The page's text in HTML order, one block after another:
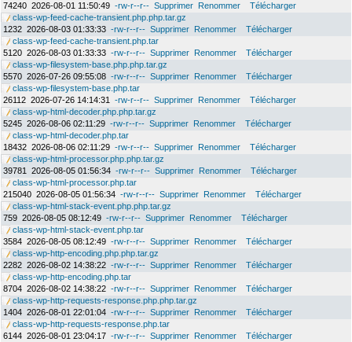
74240 2026-08-01 11:50:49 -rw-r--r-- Supprimer Renommer
Télécharger
class-wp-feed-cache-transient.php.php.tar.gz
1232 2026-08-03 01:33:33 -rw-r--r-- Supprimer Renommer
Télécharger
class-wp-feed-cache-transient.php.tar
5120 2026-08-03 01:33:33 -rw-r--r-- Supprimer Renommer
Télécharger
class-wp-filesystem-base.php.php.tar.gz
5570 2026-07-26 09:55:08 -rw-r--r-- Supprimer Renommer
Télécharger
class-wp-filesystem-base.php.tar
26112 2026-07-26 14:14:31 -rw-r--r-- Supprimer Renommer
Télécharger
class-wp-html-decoder.php.php.tar.gz
5245 2026-08-06 02:11:29 -rw-r--r-- Supprimer Renommer
Télécharger
class-wp-html-decoder.php.tar
18432 2026-08-06 02:11:29 -rw-r--r-- Supprimer Renommer
Télécharger
class-wp-html-processor.php.php.tar.gz
39781
2026-08-05 01:56:34 -rw-r--r-- Supprimer Renommer
Télécharger
class-wp-html-processor.php.tar
215040 2026-08-05 01:56:34 -rw-r--r-- Supprimer Renommer
Télécharger
class-wp-html-stack-event.php.php.tar.gz
759 2026-08-05 08:12:49 -rw-r--r-- Supprimer Renommer
Télécharger
class-wp-html-stack-event.php.tar
3584 2026-08-05 08:12:49 -rw-r--r-- Supprimer Renommer
Télécharger
class-wp-http-encoding.php.php.tar.gz
2282 2026-08-02 14:38:22 -rw-r--r-- Supprimer Renommer
Télécharger
class-wp-http-encoding.php.tar
8704 2026-08-02 14:38:22 -rw-r--r-- Supprimer Renommer
Télécharger
class-wp-http-requests-response.php.php.tar.gz
1404 2026-08-01 22:01:04 -rw-r--r-- Supprimer Renommer
Télécharger
class-wp-http-requests-response.php.tar
6144 2026-08-01 23:04:17 -rw-r--r-- Supprimer Renommer
Télécharger